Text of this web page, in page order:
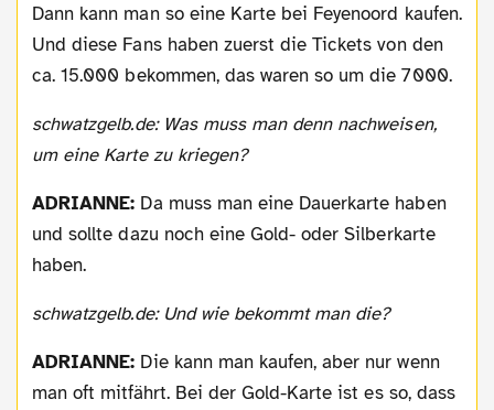
Dann kann man so eine Karte bei Feyenoord kaufen.
Und diese Fans haben zuerst die Tickets von den
ca. 15.000 bekommen, das waren so um die 7000.
schwatzgelb.de: Was muss man denn nachweisen,
um eine Karte zu kriegen?
ADRIANNE: Da muss man eine Dauerkarte haben
und sollte dazu noch eine Gold- oder Silberkarte
haben.
schwatzgelb.de: Und wie bekommt man die?
ADRIANNE: Die kann man kaufen, aber nur wenn
man oft mitfährt. Bei der Gold-Karte ist es so, dass